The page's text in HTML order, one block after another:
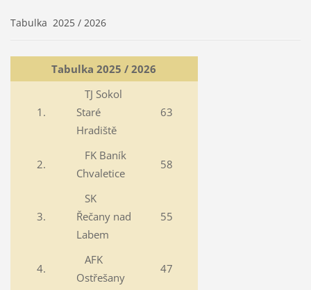
Tabulka 2025 / 2026
Tabulka 2025 / 2026
1.
TJ Sokol
Staré
Hradiště
63
2.
FK Baník
Chvaletice
58
3.
SK
Řečany nad
Labem
55
4.
AFK
Ostřešany
47